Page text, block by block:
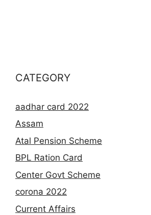
CATEGORY
aadhar card 2022
Assam
Atal Pension Scheme
BPL Ration Card
Center Govt Scheme
corona 2022
Current Affairs